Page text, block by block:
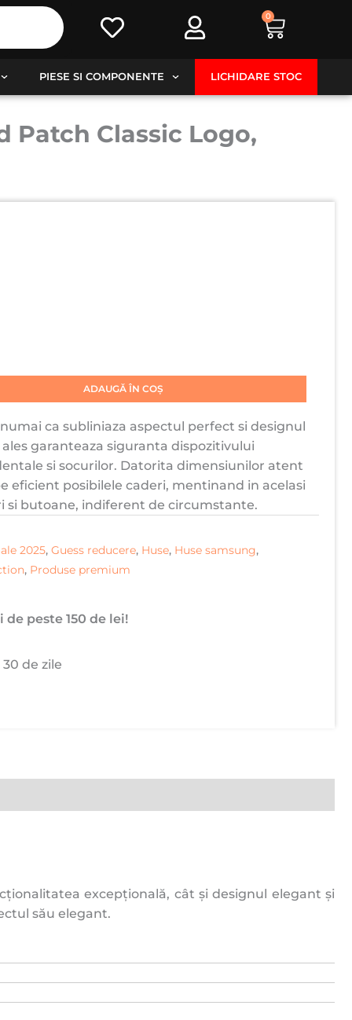
0
Cart
PIESE SI COMPONENTE LICHIDARE STOC
Patch Classic Logo,
ADAUGĂ ÎN COȘ
ca subliniaza aspectul perfect si designul
garanteaza siguranta dispozitivului
si socurilor. Datorita dimensiunilor atent
eficient posibilele caderi, mentinand in acelasi
si butoane, indiferent de circumstante.
2025, Guess reducere, Huse, Huse samsung,
, Produse premium
peste 150 de lei!
de zile
excepțională, cât și designul elegant și
său elegant.